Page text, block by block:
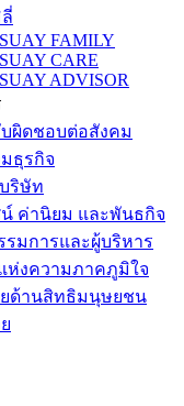
FAMILY
CARE
ADVISOR
ผิดชอบต่อสังคม
ธุรกิจ
ริษัท
ค่านิยม และพันธกิจ
มการและผู้บริหาร
ห่งความภาคภูมิใจ
ด้านสิทธิมนุษยชน